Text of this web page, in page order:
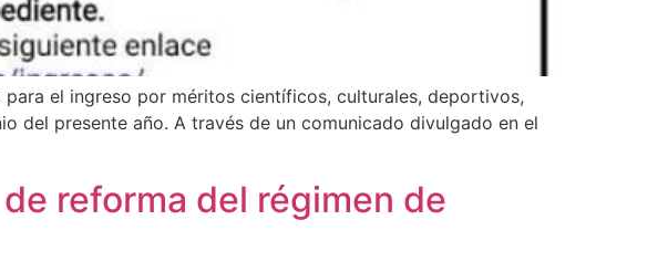
el ingreso por méritos científicos, culturales, deportivos,
del presente año. A través de un comunicado divulgado en el
reforma del régimen de